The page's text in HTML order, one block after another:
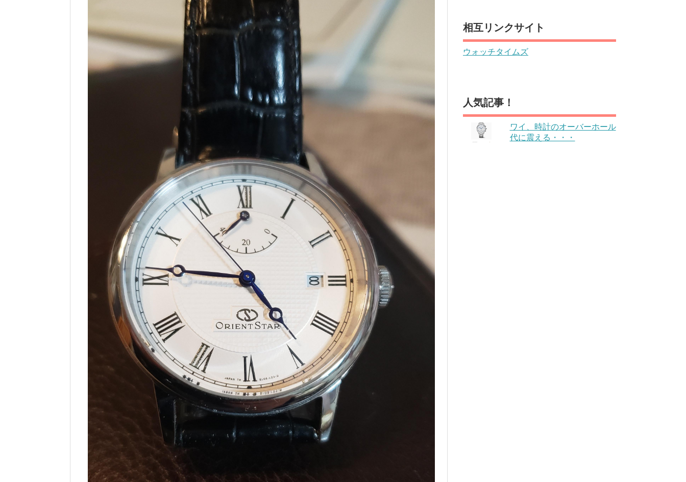
相互リンクサイト
ウォッチタイムズ
人気記事！
ワイ、時計のオーバーホール
代に震える・・・